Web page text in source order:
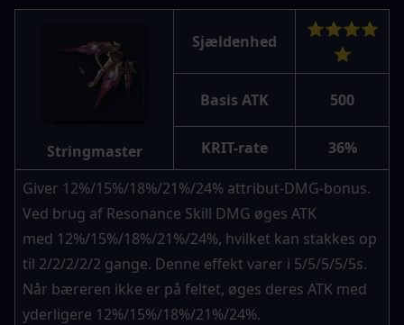
Stringmaster
Sjældenhed
⭐⭐⭐⭐
⭐
Basis ATK 500
KRIT-rate 36%
Giver 12%/15%/18%/21%/24% attribut-DMG-bonus.
Ved brug af Resonance Skill DMG øges ATK
med 12%/15%/18%/21%/24%, hvilket kan stakkes op
til 2/2/2/2/2 gange. Denne effekt varer i 5/5/5/5/5s.
Når bæreren ikke er på feltet, øges deres ATK med
yderligere 12%/15%/18%/21%/24%.